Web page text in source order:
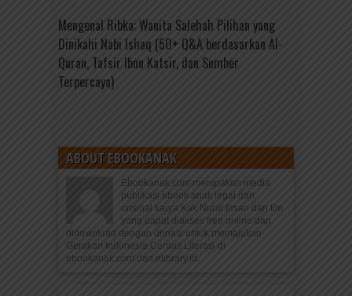
Mengenal Ribka: Wanita Salehah Pilihan yang
Dinikahi Nabi Ishaq (50+ Q&A berdasarkan Al-
Quran, Tafsir Ibnu Katsir, dan Sumber
Terpercaya)
ABOUT EBOOKANAK
Ebookanak.com merupakan media
publikasi ebook anak legal dan
orisinal karya Kak Nurul Ihsan dan tim
yang dapat diakses free online dan
didownload dengan donasi untuk memajukan
Gerakan Indonesia Cerdas Literasi di
ebookanak.com dan elibrary.id.